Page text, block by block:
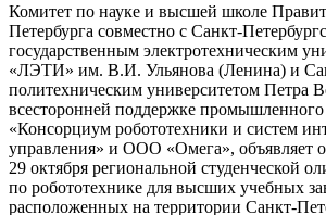
Комитет по науке и высшей школе
Петербурга совместно с Санкт-
государственным электротехническим
«ЛЭТИ» им. В.И. Ульянова (Ленина) и
политехническим университетом Петра
всесторонней поддержке промышленного
«Консорциум робототехники и систем
управления» и ООО «Омега», объявляет
29 октября региональной студенческой
по робототехнике для высших учебных
расположенных на территории Санкт-